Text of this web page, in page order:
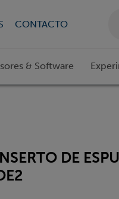
CONTACTO
& Software
DE